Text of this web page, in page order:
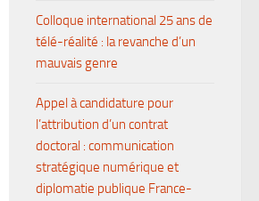
Colloque international 25 ans de
télé-réalité : la revanche d’un
mauvais genre
Appel à candidature pour
l’attribution d’un contrat
doctoral : communication
stratégique numérique et
diplomatie publique France-